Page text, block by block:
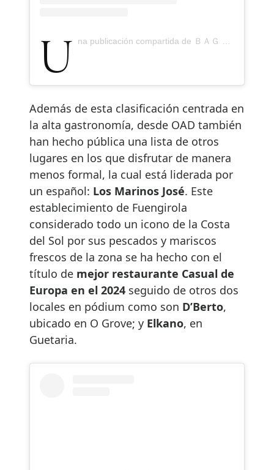
Una publicación compartida de ＢＡＧ Á (@bagajaen)
Además de esta clasificación centrada en
la alta gastronomía, desde OAD también
han hecho pública una lista de otros
lugares en los que disfrutar de manera
menos formal, la cual está liderada por
un español: Los Marinos José. Este
establecimiento de Fuengirola
considerado todo un icono de la Costa
del Sol por sus pescados y mariscos
frescos de la zona se ha hecho con el
título de mejor restaurante Casual de
Europa en el 2024 seguido de otros dos
locales en pódium como son D’Berto,
ubicado en O Grove; y Elkano, en
Guetaria.